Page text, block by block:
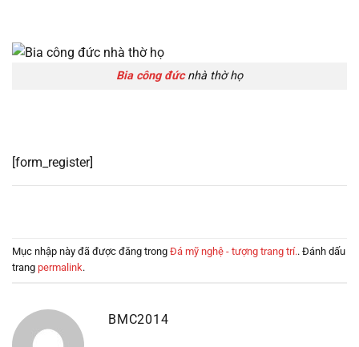
Bia công đứcnhà thờ họ
[form_register]
Mục nhập này đã được đăng trong Đá mỹ nghệ - tượng trang trí.. Đánh dấu
trang permalink.
BMC2014